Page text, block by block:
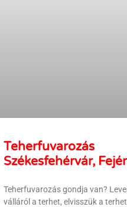
Teherfuvarozás
Székesfehérvár,
Teherfuvarozás gondja van?
válláról a terhet, elvisszük a